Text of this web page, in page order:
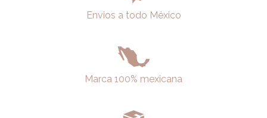
Envios a todo México
Marca 100% mexicana